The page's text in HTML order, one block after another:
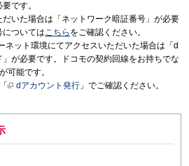
です。
だいた場合は「ネットワーク暗証番号」が必要
ついてはこちら をご確認ください。
ネット環境にてアクセスいただいた場合は「d
が必要です。ドコモの契約回線をお持ちでな
可能です。
dアカウント発行 」でご確認ください。